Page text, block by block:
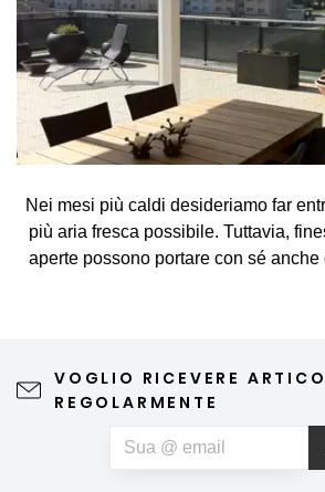
Nei mesi più caldi desideriamo far
più aria fresca possibile. Tuttavia,
aperte possono portare con sé
dell'abitazione, richiede una
contribuire anche a un riposo notturno
VOGLIO RICEVERE
REGOLARMENTE